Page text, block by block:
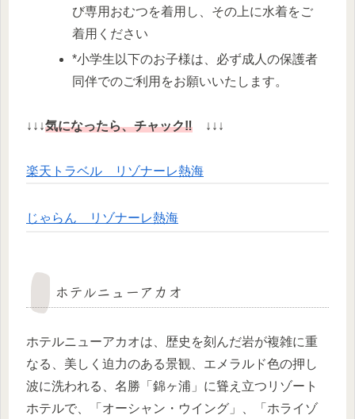
び専用おむつを着用し、その上に水着をご
着用ください
*小学生以下のお子様は、必ず成人の保護者
同伴でのご利用をお願いいたします。
↓↓↓気になったら、チャック‼ ↓↓↓
楽天トラベル リゾナーレ熱海
じゃらん リゾナーレ熱海
ホテルニューアカオ
ホテルニューアカオは、歴史を刻んだ岩が複雑に重
なる、美しく迫力のある景観、エメラルド色の押し
波に洗われる、名勝「錦ヶ浦」に聳え立つリゾート
ホテルで、「オーシャン・ウイング」、「ホライゾ